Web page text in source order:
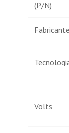
(P/N)
Volts